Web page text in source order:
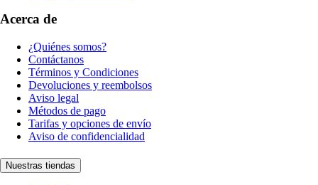
Acerca de
¿Quiénes somos?
Contáctanos
Términos y Condiciones
Devoluciones y reembolsos
Aviso legal
Métodos de pago
Tarifas y opciones de envío
Aviso de confidencialidad
Nuestras tiendas